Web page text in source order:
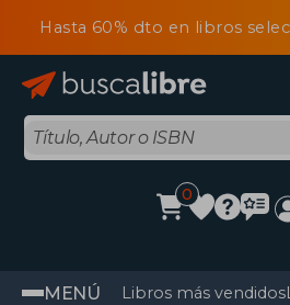
Hasta 60% dto en libros
0
MENÚ Libros más vendidos